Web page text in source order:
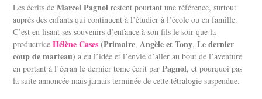
Les écrits deMarcel Pagnol restent pourtant une référence, surtout
auprès des enfants qui continuent à l’étudier à l’école ou en famille.
C’est en lisant ses souvenirs d’enfance à son fils le soir que la
productriceHélène Cases (Primaire, Angèle et Tony,Le dernier
coup de marteau) a eu l’idée et l’envie d’aller au bout de l’aventure
en portant à l’écran le dernier tome écrit parPagnol, et pourquoi pas
la suite annoncée mais jamais terminée de cette tétralogie suspendue.